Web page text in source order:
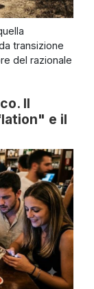
transizione
del razionale
Il
e il